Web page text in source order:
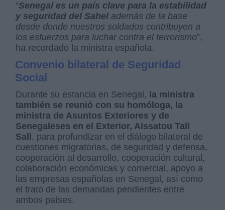
“Senegal es un país clave para la estabilidad
y seguridad del Sahel además de la base
desde donde nuestros soldados contribuyen a
los esfuerzos para luchar contra el terrorismo”,
ha recordado la ministra española.
Convenio bilateral de Seguridad
Social
Durante su estancia en Senegal,
la ministra
también se reunió con su homóloga, la
ministra de Asuntos Exteriores y de
Senegaleses en el Exterior, Aissatou Tall
Sall , para profundizar en el diálogo bilateral de
cuestiones migratorias, de seguridad y defensa,
cooperación al desarrollo, cooperación cultural,
colaboración económicas y comercial, apoyo a
las empresas españolas en Senegal, así como
el trato de las demandas pendientes entre
ambos países.